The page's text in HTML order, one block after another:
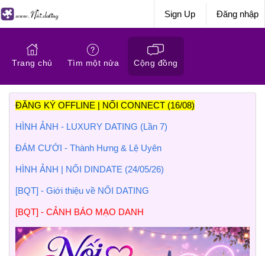
Sign Up Đăng nhập
Trang chủ Tìm một nửa Cộng đồng
ĐĂNG KÝ OFFLINE | NỐI CONNECT (16/08)
HÌNH ẢNH - LUXURY DATING (Lần 7)
ĐÁM CƯỚI - Thành Hưng & Lệ Uyên
HÌNH ẢNH | NỐI DINDATE (24/05/26)
[BQT] - Giới thiệu về NỐI DATING
[BQT] - CẢNH BÁO MẠO DANH